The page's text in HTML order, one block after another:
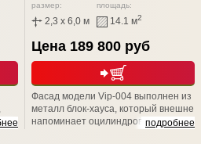
размер:
2,3 x 6,0 м
площадь:
14.1 м2
Цена 189 800 руб
подробнее
Фасад модели Vip-004 выполнен из
металл блок-хауса, который внешне
напоминает оцилиндрованное